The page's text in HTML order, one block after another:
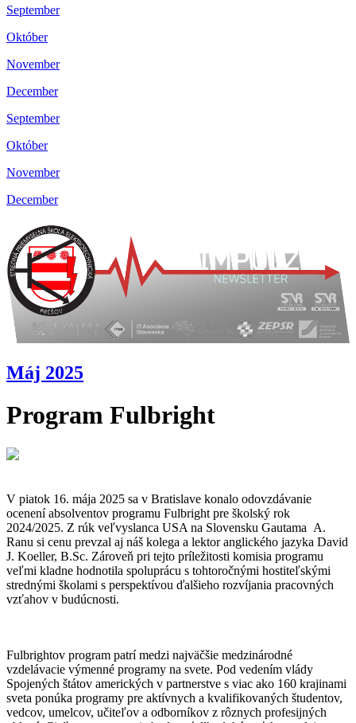
September
Október
November
December
September
Október
November
December
Máj 2025
Program Fulbright
V piatok 16. mája 2025 sa v Bratislave konalo odovzdávanie
ocenení absolventov programu Fulbright pre školský rok
2024/2025. Z rúk veľvyslanca USA na Slovensku Gautama A.
Ranu si cenu prevzal aj náš kolega a lektor anglického jazyka David
J. Koeller, B.Sc. Zároveň pri tejto príležitosti komisia programu
veľmi kladne hodnotila spoluprácu s tohtoročnými hostiteľskými
strednými školami s perspektívou ďalšieho rozvíjania pracovných
vzťahov v budúcnosti.
Fulbrightov program patrí medzi najväčšie medzinárodné
vzdelávacie výmenné programy na svete. Pod vedením vlády
Spojených štátov amerických v partnerstve s viac ako 160 krajinami
sveta ponúka programy pre aktívnych a kvalifikovaných študentov,
vedcov, umelcov, učiteľov a odborníkov z rôznych profesijných